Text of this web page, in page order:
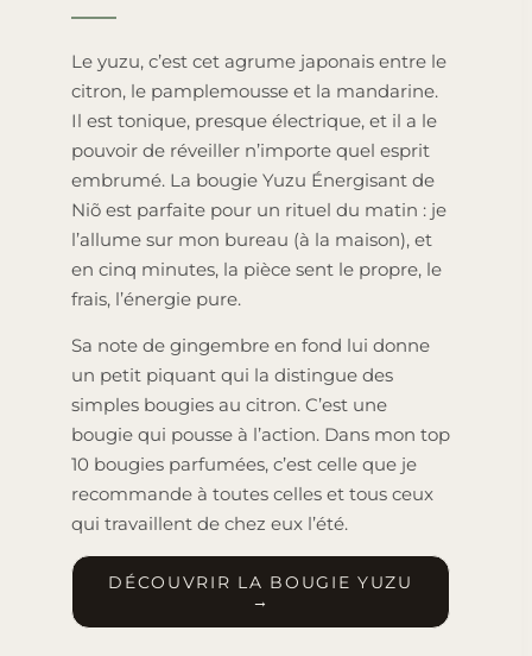
Le yuzu, c’est cet agrume japonais entre le
citron, le pamplemousse et la mandarine.
Il est tonique, presque électrique, et il a le
pouvoir de réveiller n’importe quel esprit
embrumé. La bougie Yuzu Énergisant de
Niõ est parfaite pour un rituel du matin : je
l’allume sur mon bureau (à la maison), et
en cinq minutes, la pièce sent le propre, le
frais, l’énergie pure.
Sa note de gingembre en fond lui donne
un petit piquant qui la distingue des
simples bougies au citron. C’est une
bougie qui pousse à l’action. Dans mon top
10 bougies parfumées, c’est celle que je
recommande à toutes celles et tous ceux
qui travaillent de chez eux l’été.
DÉCOUVRIR LA BOUGIE YUZU
→